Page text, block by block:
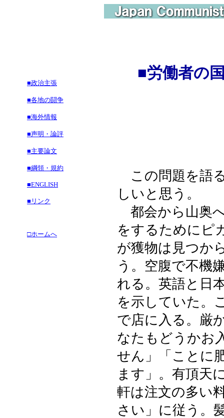
■政治主張
■各地の闘争
■海外情報
■声明・論評
■主要論文
■綱領・規約
■ENGLISH
■リンク
□ホームへ
■労働者の
この問題を語
しいと思う。
都会から山奥
をするためにピ
が獲物は見つか
う。空腹で不機
れる。英語と日
を示していた。
で店に入る。厳
なたもどうかお
せん」「ことに
ます」。有頂天
軒は注文の多い
さい」に従う。